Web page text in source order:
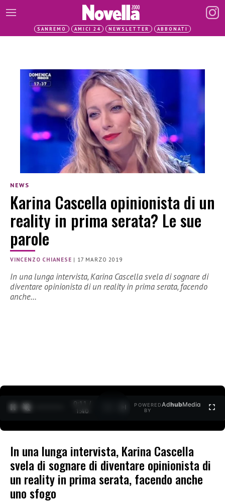
SANREMO AMICI 24 NEWSLETTER ABBONATI
NEWS
Karina Cascella opinionista di un
reality in prima serata? Le sue
parole
VINCENZO CHIANESE | 17 MARZO 2019
In una lunga intervista, Karina Cascella svela di sognare di
diventare opinionista di un reality in prima serata, facendo
anche…
0:12 /
1:40
POWERED
BY
AdhubMedia
In una lunga intervista, Karina Cascella
svela di sognare di diventare opinionista di
un reality in prima serata, facendo anche
uno sfogo